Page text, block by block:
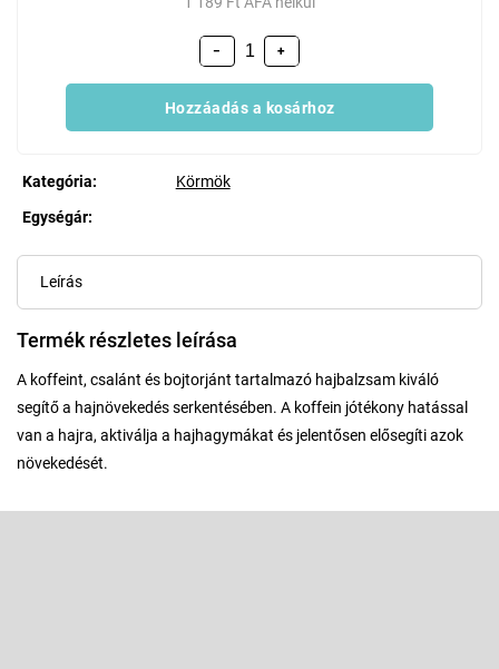
+
−
Hozzáadás a kosárhoz
Kategória:
Körmök
Egységár:
Leírás
Termék részletes leírása
A koffeint, csalánt és bojtorjánt tartalmazó hajbalzsam kiváló
segítő a hajnövekedés serkentésében. A koffein jótékony hatással
van a hajra, aktiválja a hajhagymákat és jelentősen elősegíti azok
növekedését.